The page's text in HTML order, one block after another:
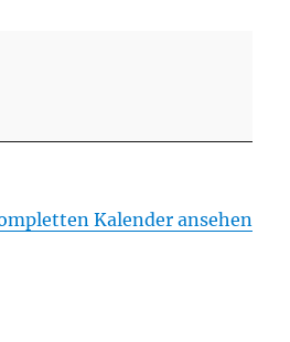
Kalender ansehen